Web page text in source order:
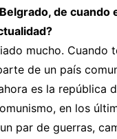
de cuando
mucho. Cuando
de un país
es la república
en los
par de guerras,